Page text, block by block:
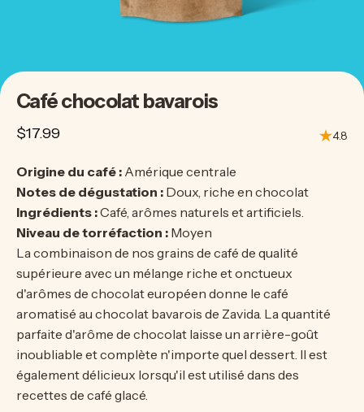
Caféchocolat bavarois
$17.99 4.8
Origine du café : Amérique centrale
Notes de dégustation : Doux, riche en chocolat
Ingrédients :Café, arômes naturels et artificiels.
Niveau de torréfaction : Moyen
La combinaison de nos grains de café de qualité
supérieure avec un mélange riche et onctueux
d'arômes de chocolat européen donne le café
aromatisé au chocolat bavarois de Zavida. La quantité
parfaite d'arôme de chocolat laisse un arrière-goût
inoubliable et complète n'importe quel dessert. Il est
également délicieux lorsqu'il est utilisé dans des
recettes de café glacé.